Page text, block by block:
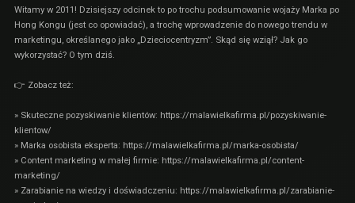
Witamy w 2011! Dzisiejszy odcinek to po trochu podsumowanie wojaży Marka po
Hong Kongu (jest co opowiadać), a trochę wprowadzenie do nowego trendu w
marketingu, określanego jako „Dzieciocentryzm”. Skąd się wziął? Jak go
wykorzystać? O tym dziś.
👉 Zobacz też:
» Skuteczne pozyskiwanie klientów: https://malawielkafirma.pl/pozyskiwanie-
klientow/
» Marka osobista eksperta: https://malawielkafirma.pl/marka-osobista/
» Content marketing w małej firmie: https://malawielkafirma.pl/content-
marketing/
» Zarabianie na wiedzy i doświadczeniu: https://malawielkafirma.pl/zarabianie-